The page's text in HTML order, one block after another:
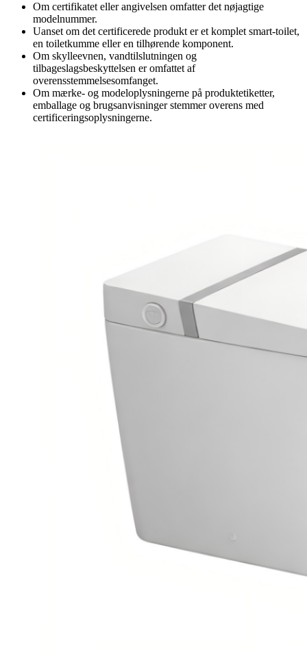
Om certifikatet eller angivelsen omfatter det nøjagtige
modelnummer.
Uanset om det certificerede produkt er et komplet smart-toilet,
en toiletkumme eller en tilhørende komponent.
Om skylleevnen, vandtilslutningen og
tilbageslagsbeskyttelsen er omfattet af
overensstemmelsesomfanget.
Om mærke- og modeloplysningerne på produktetiketter,
emballage og brugsanvisninger stemmer overens med
certificeringsoplysningerne.